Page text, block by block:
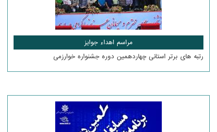
مراسم اهداء جوایز
رتبه های برتر استانی چهاردهمین دوره جشنواره خوارزمی